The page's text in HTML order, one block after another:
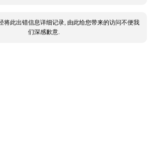
将此出错信息详细记录, 由此给您带来的访问不便我
们深感歉意.